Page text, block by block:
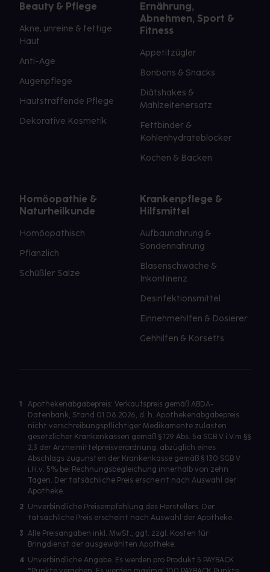
Beauty & Pflege
Akne, unreine & fettige
Haut
Anti-Age
Augenpflege
Hautstraffende Pflege
Dekorative Kosmetik
Ernährung,
Abnehmen, Sport &
Fitness
Appetitzügler
Bonbons & Snacks
Diätshakes &
Mahlzeitenersatz
Fettbinder &
Kohlenhydrateblocker
Kochen & Backen
Homöopathie &
Naturheilkunde
Homöopathisch
Pflanzlich
Schüßler Salze
Krankenpflege &
Hilfsmittel
Aufbaunahrung &
Sondennahrung
Blasenschwäche &
Inkontinenz
Desinfektionsmittel
Einnehmehilfen & Dosierer
Gehhilfen & Korsetts
1
Apothekenabgabepreis: Verkaufspreis gemäß ABDA-
Datenbank, Stand 01.08.2026, d. h. Apothekenabgabepreis
nicht verschreibungspflichtiger Medikamente zulasten
gesetzlicher Krankenkassen gemäß § 129 Abs. 5a SGB V i.V.m §§
2,3 der Arzneimittelpreisverordnung, abzüglich eines
Abschlags zugunsten der Krankenkasse gemäß § 130 SGB V
i.H.v. 5% bei Rechnungsbegleichung innerhalb von zehn
Tagen. Der tatsächliche Preis erscheint nach Auswahl der
Apotheke.
2 Unverbindliche Preisempfehlung des Herstellers. Der
tatsächliche Preis erscheint nach Auswahl der Apotheke.
3 Alle Preisangaben inkl. MwSt., ggf. zzgl. Kosten für
Bringdienst der ausgewählten Apotheke.
4 Unverbindliche Angabe. Es werden pro Produkt 5 PAYBACK